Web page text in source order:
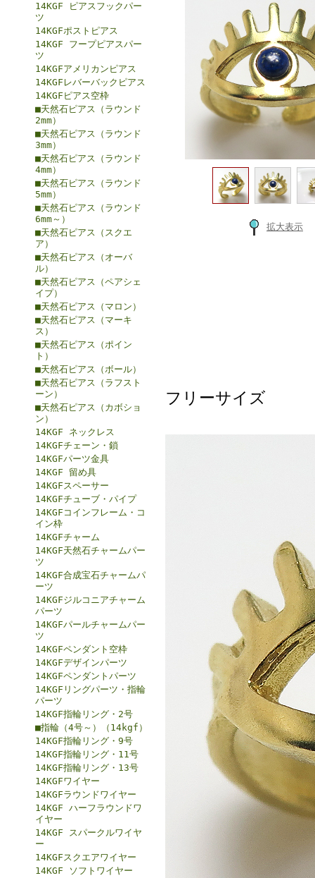
14KGF ピアスフックパー
ツ
14KGFポストピアス
14KGF フープピアスパー
ツ
14KGFアメリカンピアス
14KGFレバーバックピアス
14KGFピアス空枠
■天然石ピアス（ラウンド
2mm）
■天然石ピアス（ラウンド
3mm）
■天然石ピアス（ラウンド
4mm）
■天然石ピアス（ラウンド
5mm）
■天然石ピアス（ラウンド
6mm～）
■天然石ピアス（スクエ
ア）
■天然石ピアス（オーバ
ル）
■天然石ピアス（ペアシェ
イプ）
■天然石ピアス（マロン）
■天然石ピアス（マーキ
ス）
■天然石ピアス（ポイン
ト）
■天然石ピアス（ボール）
■天然石ピアス（ラフスト
ーン）
■天然石ピアス（カボショ
ン）
14KGF ネックレス
14KGFチェーン・鎖
14KGFパーツ金具
14KGF 留め具
14KGFスペーサー
14KGFチューブ・パイプ
14KGFコインフレーム・コ
イン枠
14KGFチャーム
14KGF天然石チャームパー
ツ
14KGF合成宝石チャームパ
ーツ
14KGFジルコニアチャーム
パーツ
14KGFパールチャームパー
ツ
14KGFペンダント空枠
14KGFデザインパーツ
14KGFペンダントパーツ
14KGFリングパーツ・指輪
パーツ
14KGF指輪リング・2号
■指輪（4号～）（14kgf）
14KGF指輪リング・9号
14KGF指輪リング・11号
14KGF指輪リング・13号
14KGFワイヤー
14KGFラウンドワイヤー
14KGF ハーフラウンドワ
イヤー
14KGF スパークルワイヤ
ー
14KGFスクエアワイヤー
14KGF ソフトワイヤー
拡大表示
フリーサイズ